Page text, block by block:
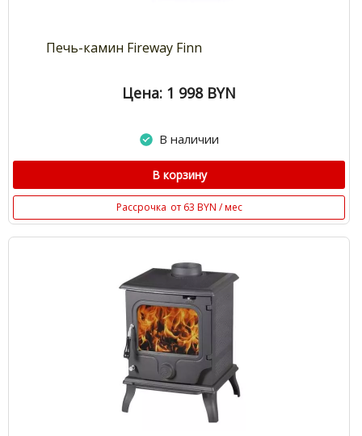
Печь-камин Fireway Finn
Цена: 1 998 BYN
В наличии
В корзину
Рассрочка от 63 BYN / мес